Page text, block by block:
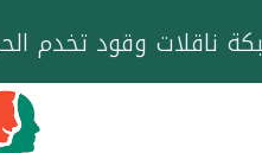
خزان عائم.. "متصدقش"